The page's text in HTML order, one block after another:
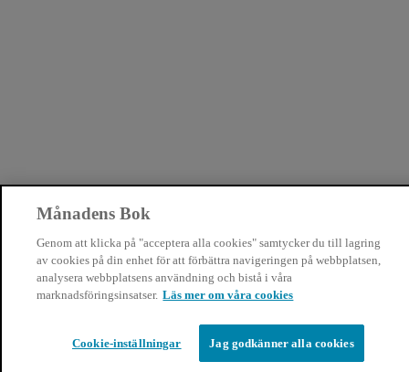
Månadens Bok
Genom att klicka på "acceptera alla cookies" samtycker du till lagring
av cookies på din enhet för att förbättra navigeringen på webbplatsen,
analysera webbplatsens användning och bistå i våra
marknadsföringsinsatser. Läs mer om våra cookies
Cookie-inställningar Jag godkänner alla cookies